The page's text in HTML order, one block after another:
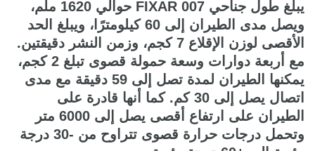
يبلغ طول جناحي FIXAR 007 حوالي 1620 ملم،
ويصل مدى الطيران إلى 60 كيلومترًا، ويبلغ الحد
الأقصى لوزن الإقلاع 7 كجم، وزمن النشر دقيقتين.
مع أربعة دوارات وسعة حمولة قصوى تبلغ 2 كجم،
يمكنها الطيران لمدة تصل إلى 59 دقيقة مع مدى
اتصال يصل إلى 30 كم. كما أنها قادرة على
الطيران على ارتفاع أقصى يصل إلى 6000 متر
وتحمل درجات حرارة قصوى تتراوح من -30 درجة